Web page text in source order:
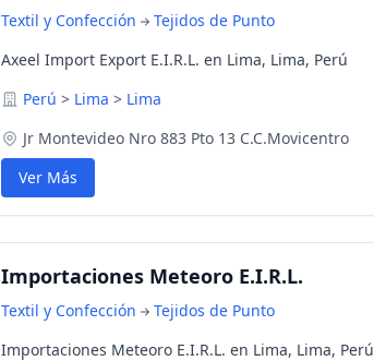
Textil y Confección
Tejidos de Punto
Axeel Import Export E.I.R.L. en Lima, Lima, Perú
Perú > Lima > Lima
Jr Montevideo Nro 883 Pto 13 C.C.Movicentro
Ver Más
Importaciones Meteoro E.I.R.L.
Textil y Confección
Tejidos de Punto
Importaciones Meteoro E.I.R.L. en Lima, Lima, Perú